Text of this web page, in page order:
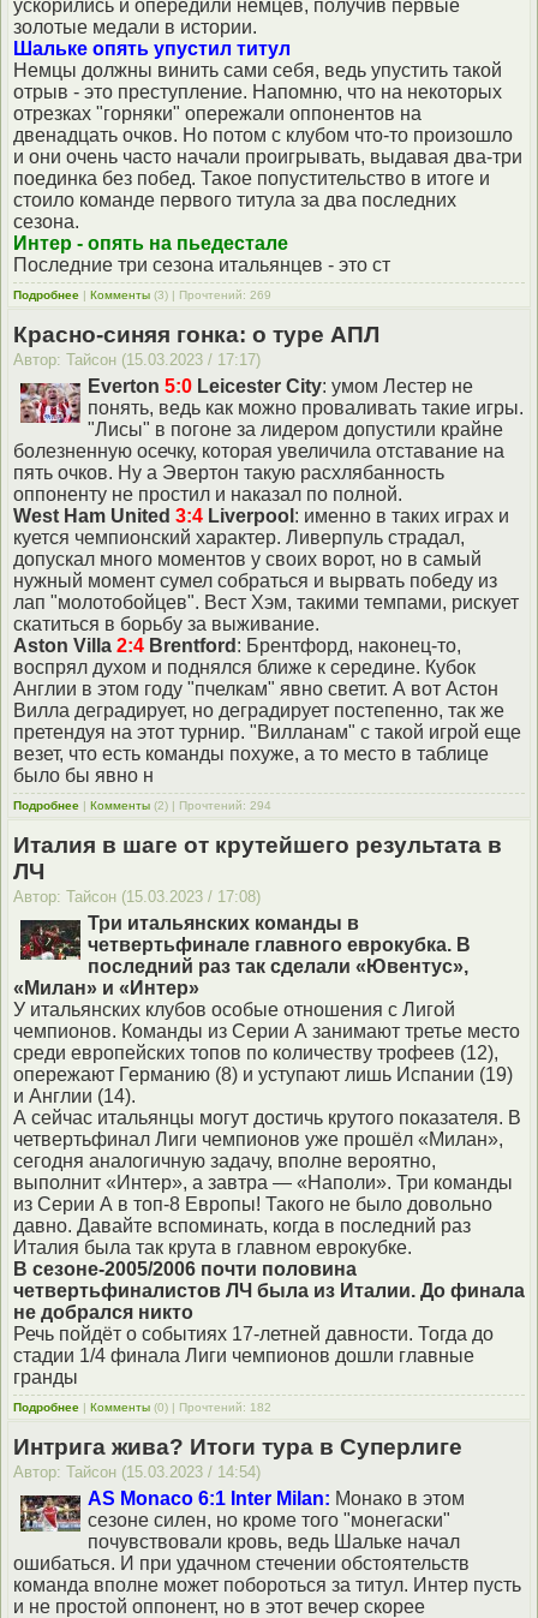
ускорились и опередили немцев, получив первые
золотые медали в истории.
Шальке опять упустил титул
Немцы должны винить сами себя, ведь упустить такой
отрыв - это преступление. Напомню, что на некоторых
отрезках "горняки" опережали оппонентов на
двенадцать очков. Но потом с клубом что-то произошло
и они очень часто начали проигрывать, выдавая два-три
поединка без побед. Такое попустительство в итоге и
стоило команде первого титула за два последних
сезона.
Интер - опять на пьедестале
Последние три сезона итальянцев - это ст
Подробнее | Комменты (3) | Прочтений: 269
Красно-синяя гонка: о туре АПЛ
Автор: Тайсон (15.03.2023 / 17:17)
Everton 5:0 Leicester City: умом Лестер не
понять, ведь как можно проваливать такие игры.
"Лисы" в погоне за лидером допустили крайне
болезненную осечку, которая увеличила отставание на
пять очков. Ну а Эвертон такую расхлябанность
оппоненту не простил и наказал по полной.
West Ham United 3:4 Liverpool : именно в таких играх и
куется чемпионский характер. Ливерпуль страдал,
допускал много моментов у своих ворот, но в самый
нужный момент сумел собраться и вырвать победу из
лап "молотобойцев". Вест Хэм, такими темпами, рискует
скатиться в борьбу за выживание.
Aston Villa 2:4 Brentford : Брентфорд, наконец-то,
воспрял духом и поднялся ближе к середине. Кубок
Англии в этом году "пчелкам" явно светит. А вот Астон
Вилла деградирует, но деградирует постепенно, так же
претендуя на этот турнир. "Вилланам" с такой игрой еще
везет, что есть команды похуже, а то место в таблице
было бы явно н
Подробнее | Комменты (2) | Прочтений: 294
Италия в шаге от крутейшего результата в
ЛЧ
Автор: Тайсон (15.03.2023 / 17:08)
Три итальянских команды в
четвертьфинале главного еврокубка. В
последний раз так сделали «Ювентус»,
«Милан» и «Интер»
У итальянских клубов особые отношения с Лигой
чемпионов. Команды из Серии А занимают третье место
среди европейских топов по количеству трофеев (12),
опережают Германию (8) и уступают лишь Испании (19)
и Англии (14).
А сейчас итальянцы могут достичь крутого показателя. В
четвертьфинал Лиги чемпионов уже прошёл «Милан»,
сегодня аналогичную задачу, вполне вероятно,
выполнит «Интер», а завтра — «Наполи». Три команды
из Серии А в топ-8 Европы! Такого не было довольно
давно. Давайте вспоминать, когда в последний раз
Италия была так крута в главном еврокубке.
В сезоне-2005/2006 почти половина
четвертьфиналистов ЛЧ была из Италии. До финала
не добрался никто
Речь пойдёт о событиях 17-летней давности. Тогда до
стадии 1/4 финала Лиги чемпионов дошли главные
гранды
Подробнее | Комменты (0) | Прочтений: 182
Интрига жива? Итоги тура в Суперлиге
Автор: Тайсон (15.03.2023 / 14:54)
AS Monaco 6:1 Inter Milan: Монако в этом
сезоне силен, но кроме того "монегаски"
почувствовали кровь, ведь Шальке начал
ошибаться. И при удачном стечении обстоятельств
команда вполне может побороться за титул. Интер пусть
и не простой оппонент, но в этот вечер скорее